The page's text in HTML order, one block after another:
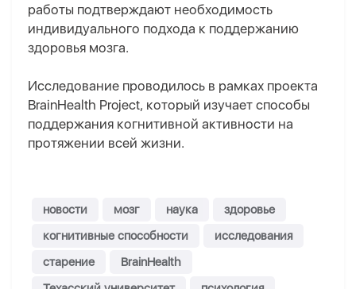
работы подтверждают необходимость
индивидуального подхода к поддержанию
здоровья мозга.
Исследование проводилось в рамках проекта
BrainHealth Project, который изучает способы
поддержания когнитивной активности на
протяжении всей жизни.
новости мозг наука
здоровье
когнитивные способности
исследования
старение
BrainHealth